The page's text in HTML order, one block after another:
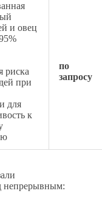
и овец
риска
при
для
к
по
запросу
непрерывным: